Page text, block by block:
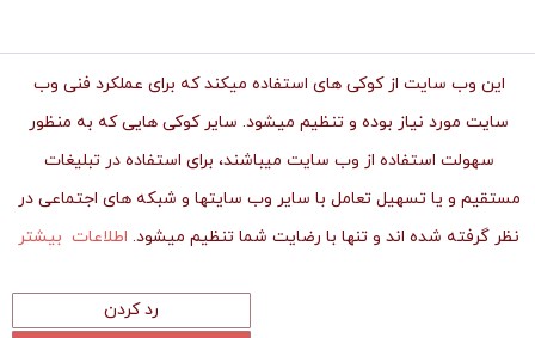
این وب سایت از کوکی های استفاده میکند که برای عملکرد فنی وب
سایت مورد نیاز بوده و تنظیم میشود. سایر کوکی هایی که به منظور
سهولت استفاده از وب سایت میباشند، برای استفاده در تبلیغات
مستقیم و یا تسهیل تعامل با سایر وب سایتها و شبکه های اجتماعی در
نظر گرفته شده اند و تنها با رضایت شما تنظیم میشود. اطلاعات بیشتر
رد کردن